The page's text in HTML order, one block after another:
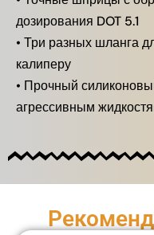
дозирования DOT 5.1
• Три разных шланга
калиперу
• Прочный
агрессивным